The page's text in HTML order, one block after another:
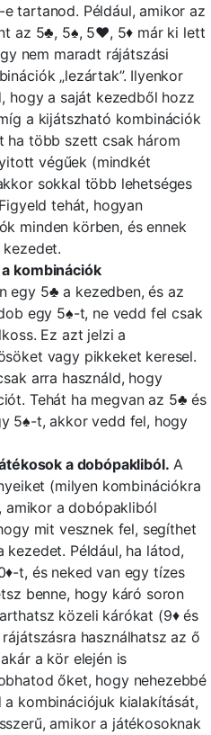
tartanod. Például, amikor az
az 5♣, 5♠, 5♥, 5♦ már ki lett
nem maradt rájátszási
„lezártak”. Ilyenkor
hogy a saját kezedből hozz
a kijátszható kombinációk
ha több szett csak három
végűek (mindkét
sokkal több lehetséges
tehát, hogyan
minden körben, és ennek
kombinációk
egy 5♣ a kezedben, és az
egy 5♠-t, ne vedd fel csak
Ez azt jelzi a
vagy pikkeket keresel.
arra használd, hogy
Tehát ha megvan az 5♣ és
5♠-t, akkor vedd fel, hogy
a dobópakliból. A
(milyen kombinációkra
amikor a dobópakliból
mit vesznek fel, segíthet
kezedet. Például, ha látod,
t, és neked van egy tízes
benne, hogy káró soron
közeli kárókat (9♦ és
használhatsz az ő
a kör elején is
őket, hogy nehezebbé
kombinációjuk kialakítását,
amikor a játékosoknak